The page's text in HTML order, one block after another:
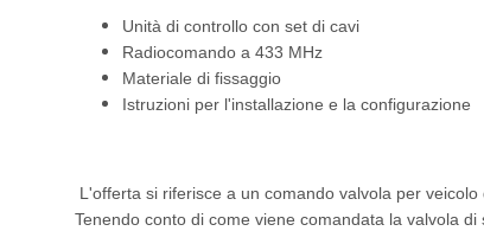
Unità di controllo con set di cavi
Radiocomando a 433 MHz
Materiale di fissaggio
Istruzioni per l'installazione e la configurazione
L'offerta si riferisce a un comando valvola per
Tenendo conto di come viene comandata la valvola